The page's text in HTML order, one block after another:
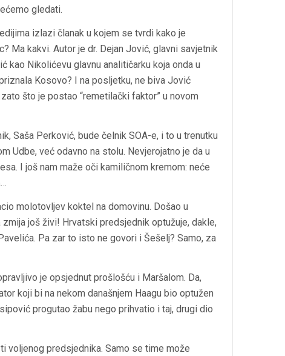
gledati.
izlazi članak u kojem se tvrdi kako je
Ma kakvi. Autor je dr. Dejan Jović, glavni savjetnik
kao Nikolićevu glavnu analitičarku koja onda u
Kosovo? I na posljetku, ne biva Jović
što je postao “remetilački faktor” u novom
Saša Perković, bude čelnik SOA-e, i to u trenutku
Udbe, već odavno na stolu. Nevjerojatno je da u
I još nam maže oči kamiličnom kremom: neće
molotovljev koktel na domovinu. Došao u
još živi! Hrvatski predsjednik optužuje, dakle,
Pa zar to isto ne govori i Šešelj? Samo, za
je opsjednut prošlošću i Maršalom. Da,
koji bi na nekom današnjem Haagu bio optužen
progutao žabu nego prihvatio i taj, drugi dio
voljenog predsjednika. Samo se time može